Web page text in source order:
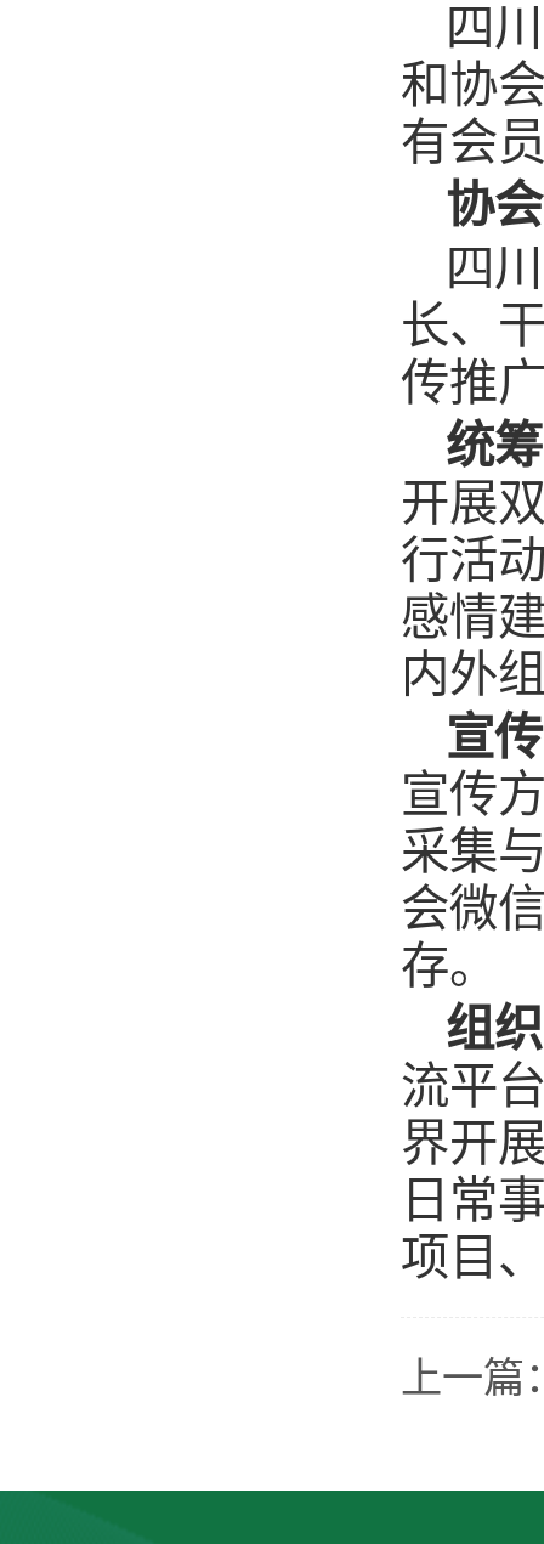
四
和协
有会
协
四
长、
传推
统
开展
行活
感情
内外
宣
宣传
采集
会微
存。
组
流平
界开
日常
项目
上一篇